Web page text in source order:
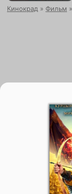
Кинокрад » Фильм